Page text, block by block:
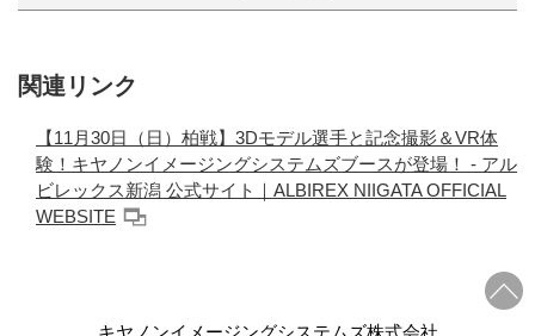
関連リンク
【11月30日（日）柏戦】3Dモデル選手と記念撮影＆VR体
験！キヤノンイメージングシステムズブースが登場！ - アル
ビレックス新潟 公式サイト｜ALBIREX NIIGATA OFFICIAL
WEBSITE
キヤノンイメージングシステムズ株式会社